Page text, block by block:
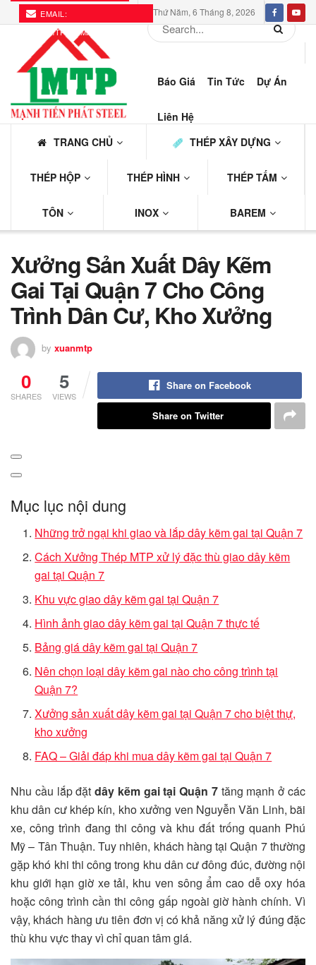
EMAIL:
THEPMTP@GMAIL.COM
Thứ Năm, 6 Tháng 8, 2026
Báo Giá Tin Tức Dự Án
Liên Hệ
TRANG CHỦ
THÉP XÂY DỰNG
THÉP HỘP THÉP HÌNH THÉP TẤM
TÔN INOX BAREM
Xưởng Sản Xuất Dây Kẽm
Gai Tại Quận 7 Cho Công
Trình Dân Cư, Kho Xưởng
by xuanmtp
0
SHARES
5
VIEWS
Share on Facebook
Share on Twitter
Mục lục nội dung
Những trở ngại khi giao và lắp dây kẽm gai tại Quận 7
Cách Xưởng Thép MTP xử lý đặc thù giao dây kẽm
gai tại Quận 7
Khu vực giao dây kẽm gai tại Quận 7
Hình ảnh giao dây kẽm gai tại Quận 7 thực tế
Bảng giá dây kẽm gai tại Quận 7
Nên chọn loại dây kẽm gai nào cho công trình tại
Quận 7?
Xưởng sản xuất dây kẽm gai tại Quận 7 cho biệt thự,
kho xưởng
FAQ – Giải đáp khi mua dây kẽm gai tại Quận 7
Nhu cầu lắp đặt dây kẽm gai tại Quận 7tăng mạnh ở các
khu dân cư khép kín, kho xưởng ven Nguyễn Văn Linh, bãi
xe, công trình đang thi công và khu đất trống quanh Phú
Mỹ – Tân Thuận. Tuy nhiên, khách hàng tại Quận 7 thường
gặp khó khi thi công trong khu dân cư đông đúc, đường nội
khu giới hạn giờ xe tải, khu ven sông ẩm cao dễ oxy hóa
hoặc công trình cần thi công gấp ngoài giờ hành chính. Vì
vậy, khách hàng ưu tiên đơn vị có khả năng xử lý đúng đặc
thù khu vực thay vì chỉ quan tâm giá.